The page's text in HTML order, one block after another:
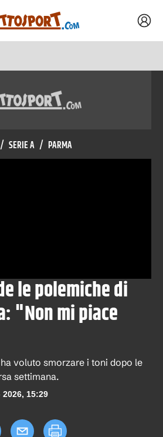
/ SERIE A / PARMA
le polemiche di
"Non mi piace
voluto smorzare i toni dopo le
settimana.
2026, 15:29